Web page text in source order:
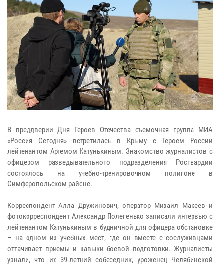
В преддверии Дня Героев Отечества съемочная группа МИА
«Россия Сегодня» встретилась в Крыму с Героем России
лейтенантом Артемом Катунькиным. Знакомство журналистов с
офицером разведывательного подразделения Росгвардии
состоялось на учебно-тренировочном полигоне в
Симферопольском районе.
Корреспондент Алла Дружинович, оператор Михаил Макеев и
фотокорреспондент Александр Полегенько записали интервью с
лейтенантом Катунькиным в будничной для офицера обстановке
– на одном из учебных мест, где он вместе с сослуживцами
оттачивает приемы и навыки боевой подготовки. Журналисты
узнали, что их 39-летний собеседник, уроженец Челябинской